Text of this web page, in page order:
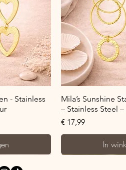
- Stainless
Snel
Mila’s Sunshine
– Stainless Steel
Prijs
€ 17,99
In